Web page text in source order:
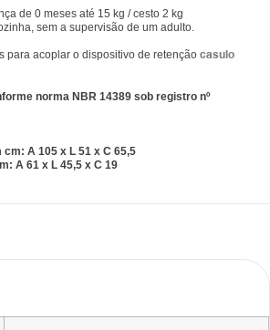
de 0 meses até 15 kg / cesto 2 kg
sem a supervisão de um adulto.
para acoplar o dispositivo de retenção casulo
norma NBR 14389 sob registro nº
A 105 x L 51 x C 65,5
A 61 x L 45,5 x C 19